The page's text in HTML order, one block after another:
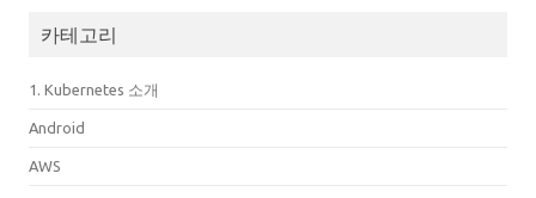
카테고리
1. Kubernetes 소개
Android
AWS